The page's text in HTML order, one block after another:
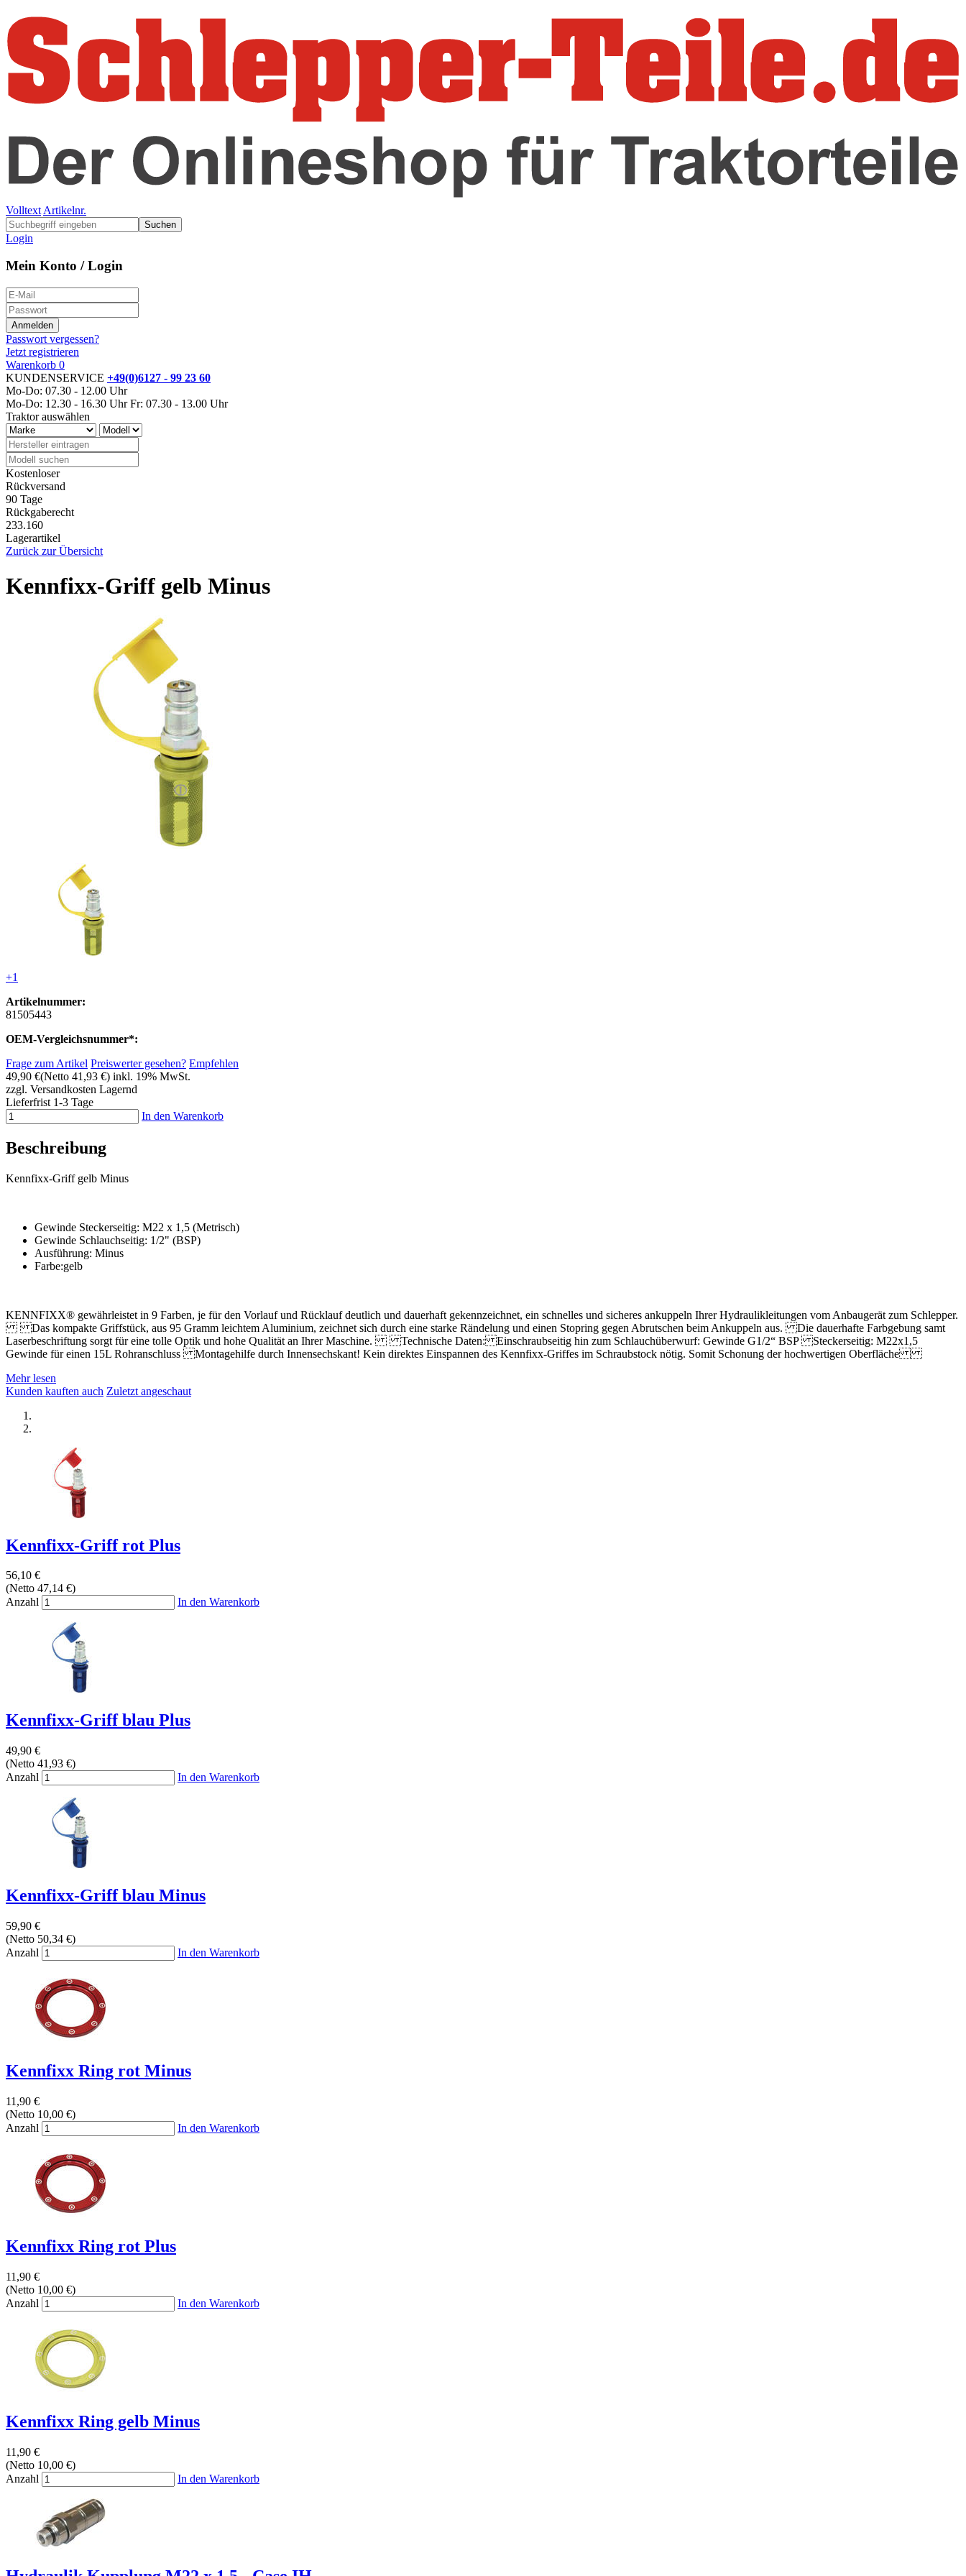
Volltext Artikelnr.
Suchen
Login
Mein Konto / Login
Passwort vergessen?
Jetzt registrieren
Warenkorb 0
KUNDENSERVICE +49(0)6127 - 99 23 60
Mo-Do: 07.30 - 12.00 Uhr
Mo-Do: 12.30 - 16.30 Uhr Fr: 07.30 - 13.00 Uhr
Traktor auswählen
Kostenloser
Rückversand
90 Tage
Rückgaberecht
233.160
Lagerartikel
Zurück zur Übersicht
Kennfixx-Griff gelb Minus
+1
Artikelnummer:
81505443
OEM-Vergleichsnummer*:
Frage zum Artikel Preiswerter gesehen? Empfehlen
49,90 €(Netto 41,93 €) inkl. 19% MwSt.
zzgl. Versandkosten Lagernd
Lieferfrist 1-3 Tage
In den Warenkorb
Beschreibung
Kennfixx-Griff gelb Minus
Gewinde Steckerseitig: M22 x 1,5 (Metrisch)
Gewinde Schlauchseitig: 1/2" (BSP)
Ausführung: Minus
Farbe:gelb
KENNFIXX® gewährleistet in 9 Farben, je für den Vorlauf und Rücklauf deutlich und dauerhaft gekennzeichnet, ein schnelles und sicheres ankuppeln Ihrer Hydraulikleitungen vom Anbaugerät zum Schlepper.
Das kompakte Griffstück, aus 95 Gramm leichtem Aluminium, zeichnet sich durch eine starke Rändelung und einen Stopring gegen Abrutschen beim Ankuppeln aus. Die dauerhafte Farbgebung samt
Laserbeschriftung sorgt für eine tolle Optik und hohe Qualität an Ihrer Maschine. Technische Daten: Einschraubseitig hin zum Schlauchüberwurf: Gewinde G1/2“ BSP Steckerseitig: M22x1,5
Gewinde für einen 15L Rohranschluss Montagehilfe durch Innensechskant! Kein direktes Einspannen des Kennfixx-Griffes im Schraubstock nötig. Somit Schonung der hochwertigen Oberfläche
Mehr lesen
Kunden kauften auch Zuletzt angeschaut
Kennfixx-Griff rot Plus
56,10 €
(Netto 47,14 €)
Anzahl
In den Warenkorb
Kennfixx-Griff blau Plus
49,90 €
(Netto 41,93 €)
Anzahl
In den Warenkorb
Kennfixx-Griff blau Minus
59,90 €
(Netto 50,34 €)
Anzahl
In den Warenkorb
Kennfixx Ring rot Minus
11,90 €
(Netto 10,00 €)
Anzahl
In den Warenkorb
Kennfixx Ring rot Plus
11,90 €
(Netto 10,00 €)
Anzahl
In den Warenkorb
Kennfixx Ring gelb Minus
11,90 €
(Netto 10,00 €)
Anzahl
In den Warenkorb